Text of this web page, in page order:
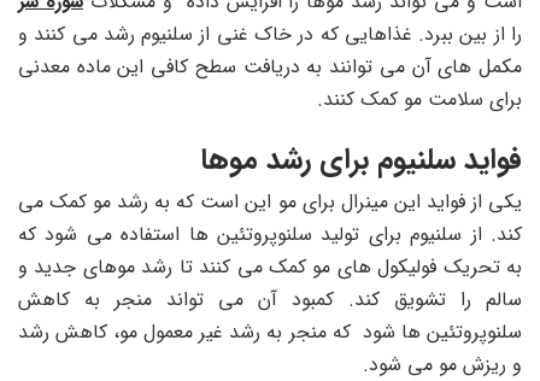
را از بین ببرد. غذاهایی که در خاک غنی از سلنیوم رشد می کنند و
مکمل های آن می توانند به دریافت سطح کافی این ماده معدنی
برای سلامت مو کمک کنند.
فواید سلنیوم برای رشد موها
یکی از فواید این مینرال برای مو این است که به رشد مو کمک می
کند. از سلنیوم برای تولید سلنوپروتئین ها استفاده می شود که
به تحریک فولیکول های مو کمک می کنند تا رشد موهای جدید و
سالم را تشویق کند. کمبود آن می تواند منجر به کاهش
سلنوپروتئین ها شود که منجر به رشد غیر معمول مو، کاهش رشد
و ریزش مو می شود.